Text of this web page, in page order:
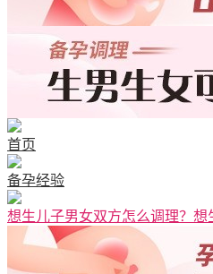
首页
备孕经验
想生儿子男女双方怎么调理？想